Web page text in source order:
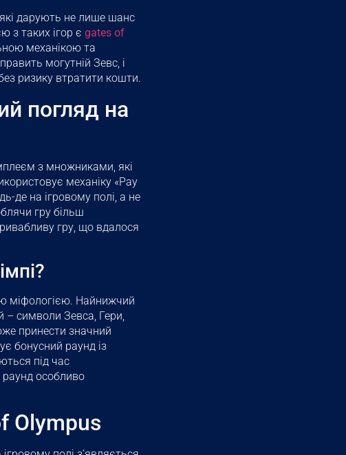
які дарують не лише шанс
з таких ігор є gates of
механікою та
могутній Зевс, і
ризику втратити кошти.
погляд на
з множниками, які
механіку «Pay
де на ігровому полі, а не
гру більш
гру, що вдалося
міфологією. Найнижчий
– символи Зевса, Гери,
принести значний
бонусний раунд із
під час
особливо
Olympus